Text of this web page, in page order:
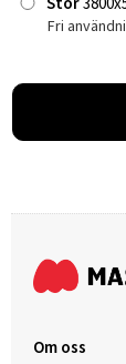
Fri
Om oss